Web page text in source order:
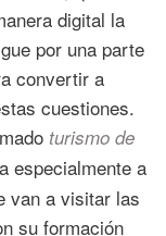
digital la
por una parte
convertir a
cuestiones.
turismo de
especialmente a
van a visitar las
su formación